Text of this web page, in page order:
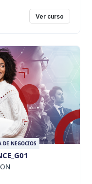
Ver curso
NEGOCIOS